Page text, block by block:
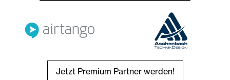
Jetzt Premium Partner werden!